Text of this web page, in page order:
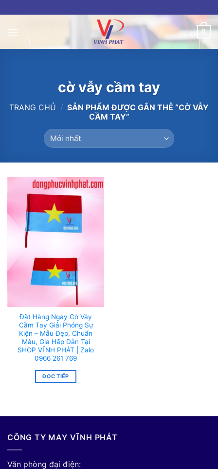
to
content
0
cờ vẫy cầm tay
TRANG CHỦ / SẢN PHẨM ĐƯỢC GẮN THẺ “CỜ VẪY
CẦM TAY”
Đặt Hàng Ngay Cờ Vẫy
Cầm Tay Giải Phóng Sự
Kiện – Mẫu Đẹp, Chuẩn
Màu, Giá Hấp Dẫn Tại
SHOP VĨNH PHÁT | Zalo
0966 261 769
ĐỌC TIẾP
CÔNG TY MAY VĨNH PHÁT
Văn phòng đại điện: